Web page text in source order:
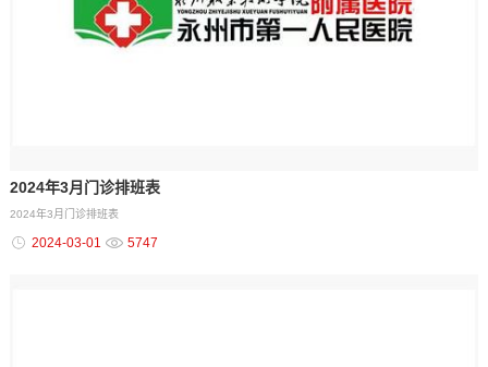
2024年3月门诊排班表
2024年3月门诊排班表
2024-03-01 5747